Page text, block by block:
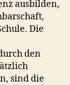
ausbilden,
Die
den
sind die